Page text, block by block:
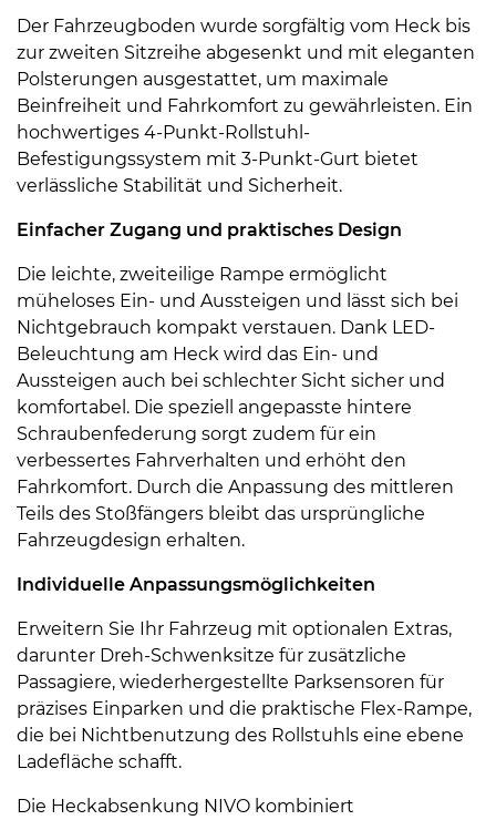
Der Fahrzeugboden wurde sorgfältig vom Heck bis
zur zweiten Sitzreihe abgesenkt und mit eleganten
Polsterungen ausgestattet, um maximale
Beinfreiheit und Fahrkomfort zu gewährleisten. Ein
hochwertiges 4-Punkt-Rollstuhl-
Befestigungssystem mit 3-Punkt-Gurt bietet
verlässliche Stabilität und Sicherheit.
Einfacher Zugang und praktisches Design
Die leichte, zweiteilige Rampe ermöglicht
müheloses Ein- und Aussteigen und lässt sich bei
Nichtgebrauch kompakt verstauen. Dank LED-
Beleuchtung am Heck wird das Ein- und
Aussteigen auch bei schlechter Sicht sicher und
komfortabel. Die speziell angepasste hintere
Schraubenfederung sorgt zudem für ein
verbessertes Fahrverhalten und erhöht den
Fahrkomfort. Durch die Anpassung des mittleren
Teils des Stoßfängers bleibt das ursprüngliche
Fahrzeugdesign erhalten.
Individuelle Anpassungsmöglichkeiten
Erweitern Sie Ihr Fahrzeug mit optionalen Extras,
darunter Dreh-Schwenksitze für zusätzliche
Passagiere, wiederhergestellte Parksensoren für
präzises Einparken und die praktische Flex-Rampe,
die bei Nichtbenutzung des Rollstuhls eine ebene
Ladefläche schafft.
Die Heckabsenkung NIVO kombiniert